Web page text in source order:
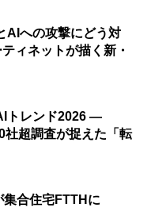
AIへの攻撃にどう対
ィネットが描く新・
トレンド2026 ―
社超調査が捉えた「転
合住宅FTTHに